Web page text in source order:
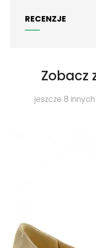
RECENZJE
Zobacz
jeszcze 8